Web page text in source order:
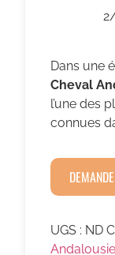
Dans une
Cheval
l’une des
connues
UGS : ND
Andalousie